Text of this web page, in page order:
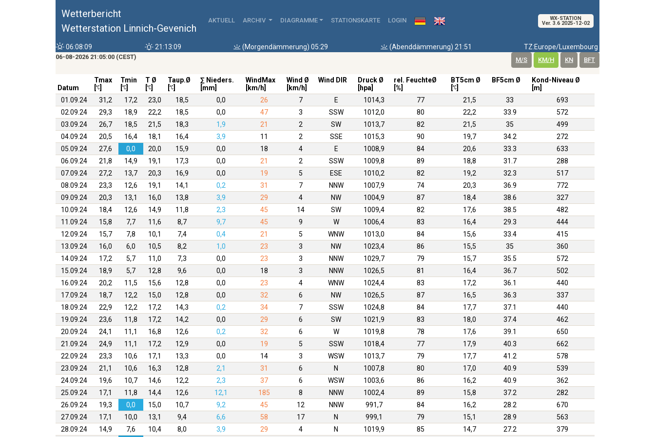
Wetterbericht
Wetterstation Linnich-Gevenich
AKTUELL ARCHIV DIAGRAMME STATIONSKARTE LOGIN WX-STATION
Ver. 3.6 2025-12-02
06:08:09 21:13:09 (Morgendämmerung) 05:29 (Abenddämmerung) 21:51 TZ:Europe/Luxembourg
06-08-2026 21:05:00 (CEST) M/S KM/H KN BFT
Datum
Tmax
Tmin
T Ø
Taup.Ø
∑ Nieders.
[mm]
WindMax
[km/h]
Wind Ø
[km/h]
Wind DIR
Druck Ø
[hpa]
rel. FeuchteØ
[%]
BT5cm Ø
BF5cm Ø
Kond-Niveau Ø
[m]
01.09.24
31,2 17,2 23,0 18,5 0,0 26 7 E 1014,3 77 21,5 33
693
02.09.24
29,3 18,9 22,2 18,5 0,0 47 3 SSW 1012,0 80 22,2 33.9
572
03.09.24
26,7 18,5 21,5 18,3 1,9 21 2 SW 1013,7 82 21,5 35
499
04.09.24
20,5 16,4 18,1 16,4 3,9 11 2 SSE 1015,3 90 19,7 34.2
272
05.09.24
27,6 0,0 20,0 15,9 0,0 18 4 E 1008,9 84 20,6 33.3
633
06.09.24
21,8 14,9 19,1 17,3 0,0 21 2 SSW 1009,8 89 18,8 31.7
288
07.09.24
27,2 13,7 20,3 16,9 0,0 19 5 ESE 1010,2 82 19,2 32.3
517
08.09.24
23,3 12,6 19,1 14,1 0,2 31 7 NNW 1007,9 74 20,3 36.9
772
09.09.24
20,3 13,1 16,0 13,8 3,9 29 4 NW 1004,9 87 18,4 38.6
327
10.09.24
18,4 12,6 14,9 11,8 2,3 45 14 SW 1009,4 82 17,6 38.5
482
11.09.24
15,8 7,7 11,6 8,7 9,7 45 9 W 1006,4 83 16,4 29.3
444
12.09.24
15,7 7,8 10,1 7,4 0,4 21 5 WNW 1013,0 84 15,6 33.4
415
13.09.24
16,0 6,0 10,5 8,2 1,0 23 3 NW 1023,4 86 15,5 35
360
14.09.24
17,2 5,7 11,0 7,3 0,0 23 3 NNW 1029,7 79 15,7 35.5
572
15.09.24
18,9 5,7 12,8 9,6 0,0 18 3 NNW 1026,5 81 16,4 36.7
502
16.09.24
20,2 11,5 15,6 12,8 0,0 23 4 WNW 1024,4 83 17,2 36.1
440
17.09.24
18,7 12,2 15,0 12,8 0,0 32 6 NW 1026,5 87 16,5 36.3
337
18.09.24
22,9 12,2 17,2 14,3 0,2 34 7 SSW 1024,8 84 17,7 37.1
440
19.09.24
23,6 11,8 17,2 14,2 0,0 29 6 SW 1021,9 83 18,0 37.4
462
20.09.24
24,1 11,1 16,8 12,6 0,2 32 6 W 1019,8 78 17,6 39.1
650
21.09.24
24,9 11,1 17,2 12,9 0,0 19 5 SSW 1018,4 77 17,9 40.3
662
22.09.24
23,3 10,6 17,1 13,3 0,0 14 3 WSW 1013,7 79 17,7 41.2
578
23.09.24
21,1 10,6 16,3 12,8 2,1 31 6 N 1007,8 80 17,0 40.9
539
24.09.24
19,6 10,7 14,6 12,2 2,3 37 6 WSW 1003,6 86 16,2 40.9
362
25.09.24
17,1 11,8 14,4 12,6 12,1 185 8 NNW 1002,4 89 15,8 37.2
282
26.09.24
19,3 0,0 15,0 10,7 9,2 45 12 NNW 991,7 84 16,2 28.2
670
27.09.24
17,1 10,0 13,1 9,4 6,6 58 17 N 999,1 79 15,1 28.9
563
28.09.24
14,9 7,6 10,4 8,0 3,9 29 4 N 1019,9 85 14,7 27.2 379